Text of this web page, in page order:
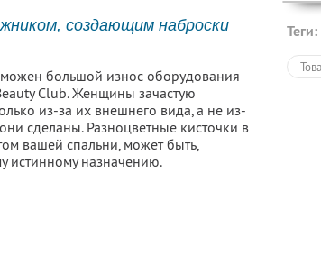
создающим наброски
большой износ оборудования
Club. Женщины зачастую
из-за их внешнего вида, а не из-
сделаны. Разноцветные кисточки в
вашей спальни, может быть,
истинному назначению.
Теги: